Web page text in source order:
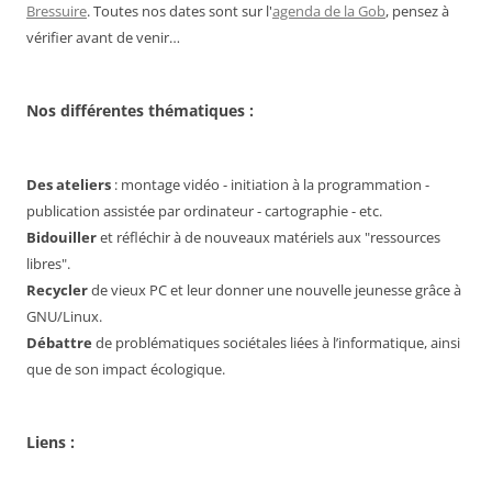
Bressuire. Toutes nos dates sont sur l'agenda de la Gob, pensez à
vérifier avant de venir…
Nos différentes thématiques :
Des ateliers : montage vidéo - initiation à la programmation -
publication assistée par ordinateur - cartographie - etc.
Bidouilleret réfléchir à de nouveaux matériels aux "ressources
libres".
Recyclerde vieux PC et leur donner une nouvelle jeunesse grâce à
GNU/Linux.
Débattre de problématiques sociétales liées à l’informatique, ainsi
que de son impact écologique.
Liens :